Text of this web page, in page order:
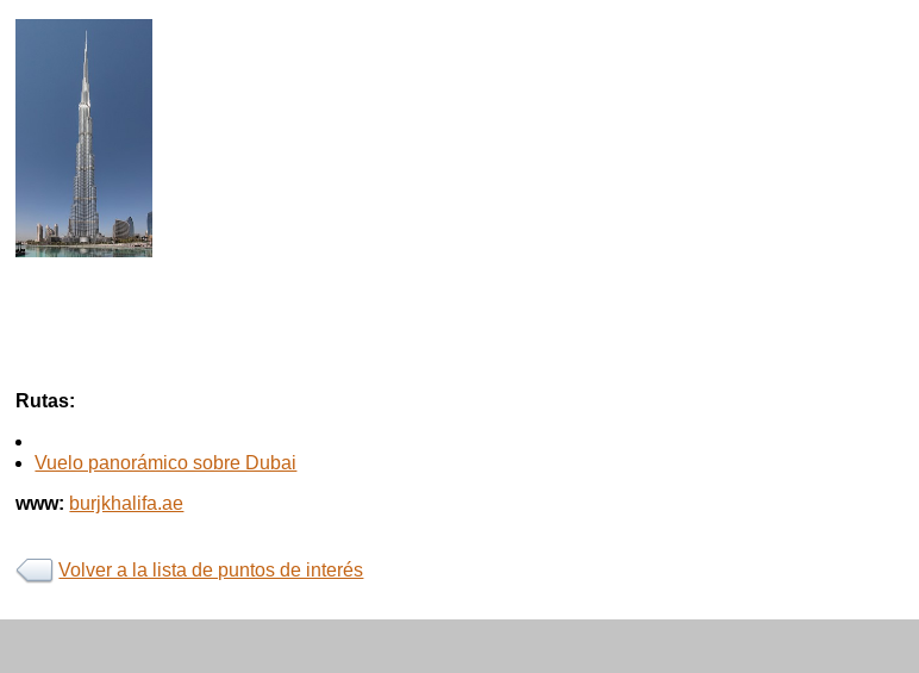
Rutas:
Vuelo panorámico sobre Dubai
www: burjkhalifa.ae
Volver a la lista de puntos de interés